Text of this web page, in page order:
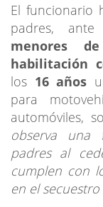
El funcionario
padres,
menores
habilitación
los 16 años
para
automóviles,
observa una
padres al
cumplen con
en el